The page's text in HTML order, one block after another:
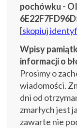
pochówku -
[skopiuj
Wpisy
informacji o
Prosimy o
wiadomości.
dni od
zmarłych jest
zawarte nie